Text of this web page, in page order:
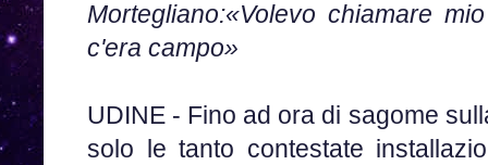
Mortegliano:«Volevo chiamare
c'era campo»
UDINE - Fino ad ora di sagome
solo le tanto contestate